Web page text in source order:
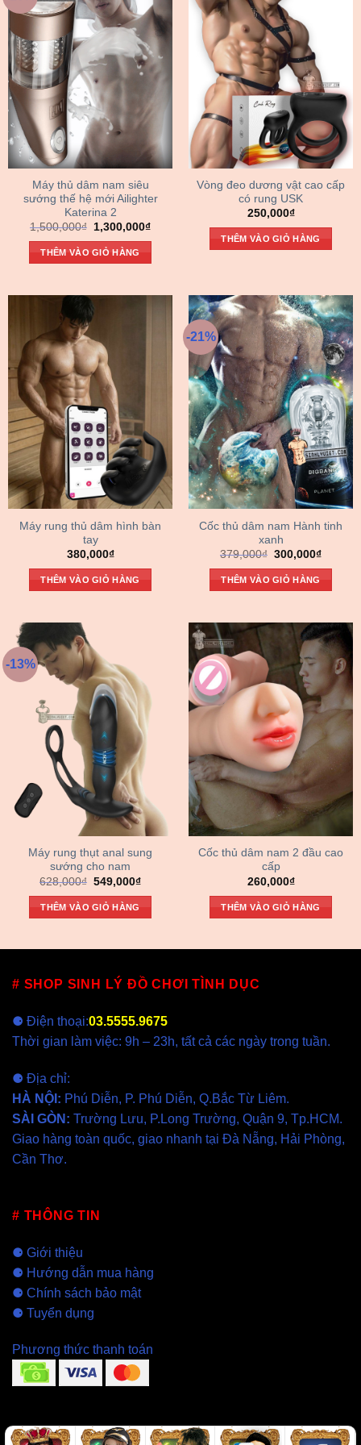
Máy thủ dâm nam siêu
sướng thế hệ mới Ailighter
Katerina 2
1,500,000₫
Giá
là:
1,500,000₫.
1,300,000₫Giá
THÊM VÀO GIỎ HÀNG
Vòng đeo dương vật cao cấp
có rung USK
250,000₫
THÊM VÀO GIỎ HÀNG
Máy rung thủ dâm hình bàn
tay
380,000₫
THÊM VÀO GIỎ HÀNG
-21%
Cốc thủ dâm nam Hành tinh
xanh
379,000₫ Giá
là:
379,000₫.
300,000₫Giá
THÊM VÀO GIỎ HÀNG
-13%
Máy rung thụt anal sung
sướng cho nam
628,000₫ Giá
là:
628,000₫.
549,000₫Giá
THÊM VÀO GIỎ HÀNG
Cốc thủ dâm nam 2 đầu cao
cấp
260,000₫
THÊM VÀO GIỎ HÀNG
# SHOP SINH LÝ ĐỒ CHƠI TÌNH DỤC
⚈ Điện thoại:03.5555.9675
Thời gian làm việc: 9h – 23h, tất cả các ngày trong tuần.
⚈ Địa chỉ:
HÀ NỘI : Phú Diễn, P. Phú Diễn, Q.Bắc Từ Liêm.
SÀI GÒN : Trường Lưu, P.Long Trường, Quận 9, Tp.HCM.
Giao hàng toàn quốc, giao nhanh tại Đà Nẵng, Hải Phòng,
Cần Thơ.
# THÔNG TIN
⚈ Giới thiệu
⚈ Hướng dẫn mua hàng
⚈ Chính sách bảo mật
⚈ Tuyển dụng
Phương thức thanh toán